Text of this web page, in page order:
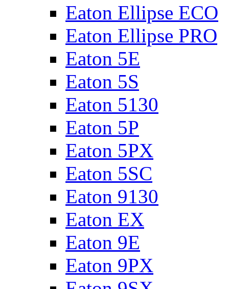
Eaton Ellipse ECO
Eaton Ellipse PRO
Eaton 5E
Eaton 5S
Eaton 5130
Eaton 5P
Eaton 5PX
Eaton 5SC
Eaton 9130
Eaton EX
Eaton 9E
Eaton 9PX